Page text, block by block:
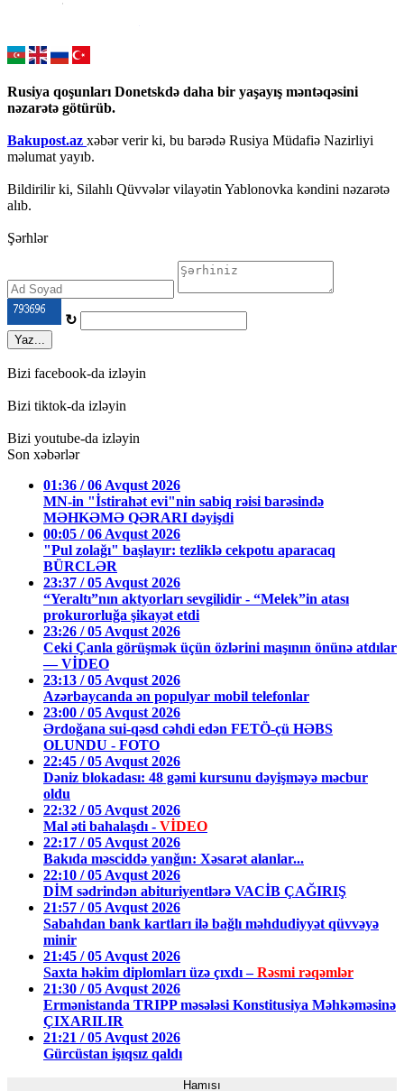
Rusiya qoşunları Donetskdə daha bir yaşayış məntəqəsini
nəzarətə götürüb.
Bakupost.az xəbər verir ki, bu barədə Rusiya Müdafiə Nazirliyi
məlumat yayıb.
Bildirilir ki, Silahlı Qüvvələr vilayətin Yablonovka kəndini nəzarətə
alıb.
Şərhlər
↻
Yaz...
Bizi facebook-da izləyin
Bizi tiktok-da izləyin
Bizi youtube-da izləyin
Son xəbərlər
01:36 / 06 Avqust 2026
MN-in "İstirahət evi"nin sabiq rəisi barəsində
MƏHKƏMƏ QƏRARI dəyişdi
00:05 / 06 Avqust 2026
"Pul zolağı" başlayır: tezliklə cekpotu aparacaq
BÜRCLƏR
23:37 / 05 Avqust 2026
“Yeraltı”nın aktyorları sevgilidir - “Melek”in atası
prokurorluğa şikayət etdi
23:26 / 05 Avqust 2026
Ceki Çanla görüşmək üçün özlərini maşının önünə atdılar
— VİDEO
23:13 / 05 Avqust 2026
Azərbaycanda ən populyar mobil telefonlar
23:00 / 05 Avqust 2026
Ərdoğana sui-qəsd cəhdi edən FETÖ-çü HƏBS
OLUNDU - FOTO
22:45 / 05 Avqust 2026
Dəniz blokadası: 48 gəmi kursunu dəyişməyə məcbur
oldu
22:32 / 05 Avqust 2026
Mal əti bahalaşdı - VİDEO
22:17 / 05 Avqust 2026
Bakıda məsciddə yanğın: Xəsarət alanlar...
22:10 / 05 Avqust 2026
DİM sədrindən abituriyentlərə VACİB ÇAĞIRIŞ
21:57 / 05 Avqust 2026
Sabahdan bank kartları ilə bağlı məhdudiyyət qüvvəyə
minir
21:45 / 05 Avqust 2026
Saxta həkim diplomları üzə çıxdı –Rəsmi rəqəmlər
21:30 / 05 Avqust 2026
Ermənistanda TRIPP məsələsi Konstitusiya Məhkəməsinə
ÇIXARILIR
21:21 / 05 Avqust 2026
Gürcüstan işıqsız qaldı
Hamısı